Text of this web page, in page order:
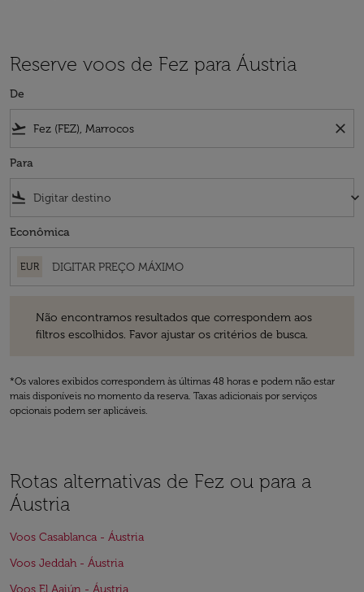
Reserve voos de Fez para Áustria
De
flight_takeoff close
Para
flight_land keyboard_arrow_down
Econômica
EUR
Não encontramos resultados que correspondem aos
filtros escolhidos. Favor ajustar os critérios de busca.
*Os valores exibidos correspondem às últimas 48 horas e podem não estar
mais disponíveis no momento da reserva. Taxas adicionais por serviços
opcionais podem ser aplicáveis.
Rotas alternativas de Fez ou para a
Áustria
Voos Casablanca - Áustria
Voos Jeddah - Áustria
Voos El Aaiún - Áustria